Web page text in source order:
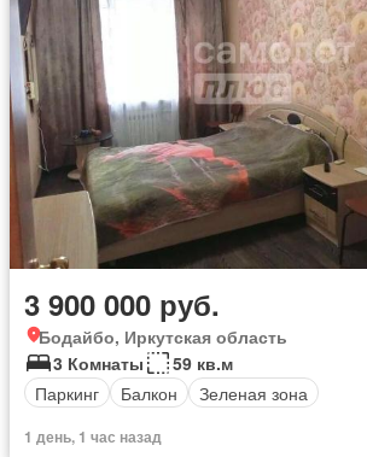
3 900 000 руб.
Бодайбо, Иркутская область
3 Комнаты
59 кв.м
Паркинг
Балкон Зеленая зона
1 день, 1 час назад